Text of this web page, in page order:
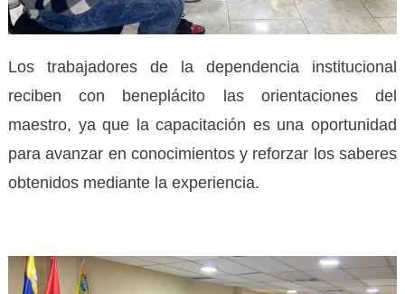
Los trabajadores de la dependencia institucional
reciben con beneplácito las orientaciones del
maestro, ya que la capacitación es una oportunidad
para avanzar en conocimientos y reforzar los saberes
obtenidos mediante la experiencia.